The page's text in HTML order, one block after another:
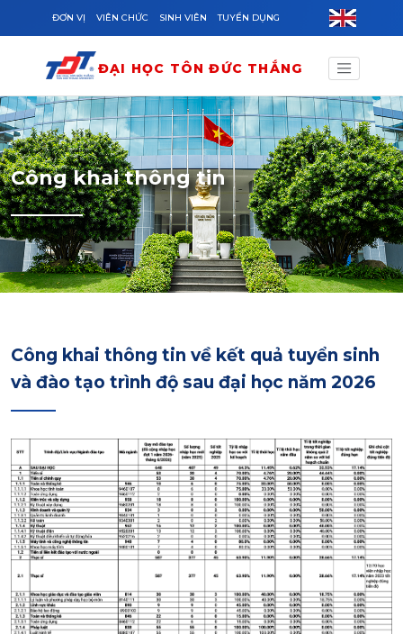
Skip to main content
ĐƠN VỊ VIÊN CHỨC SINH VIÊN TUYỂN DỤNG
ĐẠI HỌC TÔN ĐỨC THẮNG
Công khai thông tin
Công khai thông tin về kết quả tuyển sinh
và đào tạo trình độ sau đại học năm 2026